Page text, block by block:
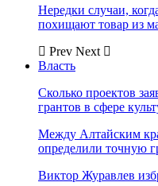
Нередки случаи,
похищают товар из
Prev Next
Власть
Сколько проектов
грантов в сфере
Между Алтайским
определили точную
Виктор Журавлев